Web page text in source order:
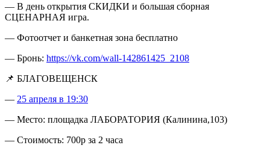
— В день открытия СКИДКИ и большая сборная
СЦЕНАРНАЯ игра.
— Фотоотчет и банкетная зона бесплатно
— Бронь: https://vk.com/wall-142861425_2108
📌 БЛАГОВЕЩЕНСК
— 25 апреля в 19:30
— Место: площадка ЛАБОРАТОРИЯ (Калинина,103)
— Стоимость: 700р за 2 часа